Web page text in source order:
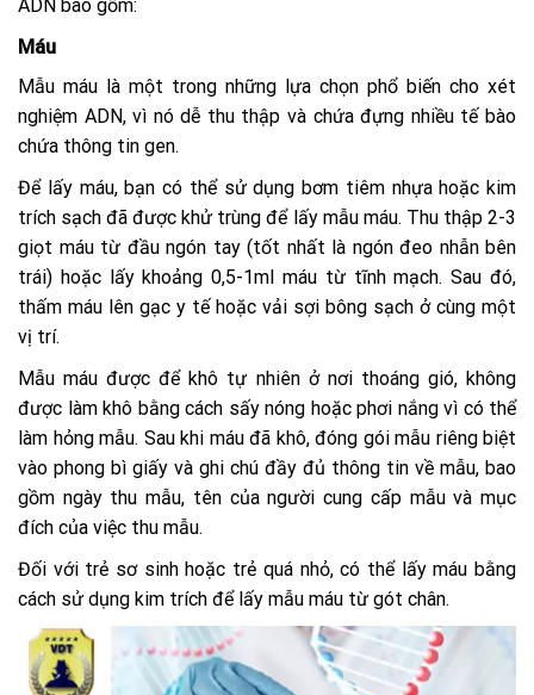
ADN bao gồm:
Máu
Mẫu máu là một trong những lựa chọn phổ biến cho xét
nghiệm ADN, vì nó dễ thu thập và chứa đựng nhiều tế bào
chứa thông tin gen.
Để lấy máu, bạn có thể sử dụng bơm tiêm nhựa hoặc kim
trích sạch đã được khử trùng để lấy mẫu máu. Thu thập 2-3
giọt máu từ đầu ngón tay (tốt nhất là ngón đeo nhẫn bên
trái) hoặc lấy khoảng 0,5-1ml máu từ tĩnh mạch. Sau đó,
thấm máu lên gạc y tế hoặc vải sợi bông sạch ở cùng một
vị trí.
Mẫu máu được để khô tự nhiên ở nơi thoáng gió, không
được làm khô bằng cách sấy nóng hoặc phơi nắng vì có thể
làm hỏng mẫu. Sau khi máu đã khô, đóng gói mẫu riêng biệt
vào phong bì giấy và ghi chú đầy đủ thông tin về mẫu, bao
gồm ngày thu mẫu, tên của người cung cấp mẫu và mục
đích của việc thu mẫu.
Đối với trẻ sơ sinh hoặc trẻ quá nhỏ, có thể lấy máu bằng
cách sử dụng kim trích để lấy mẫu máu từ gót chân.